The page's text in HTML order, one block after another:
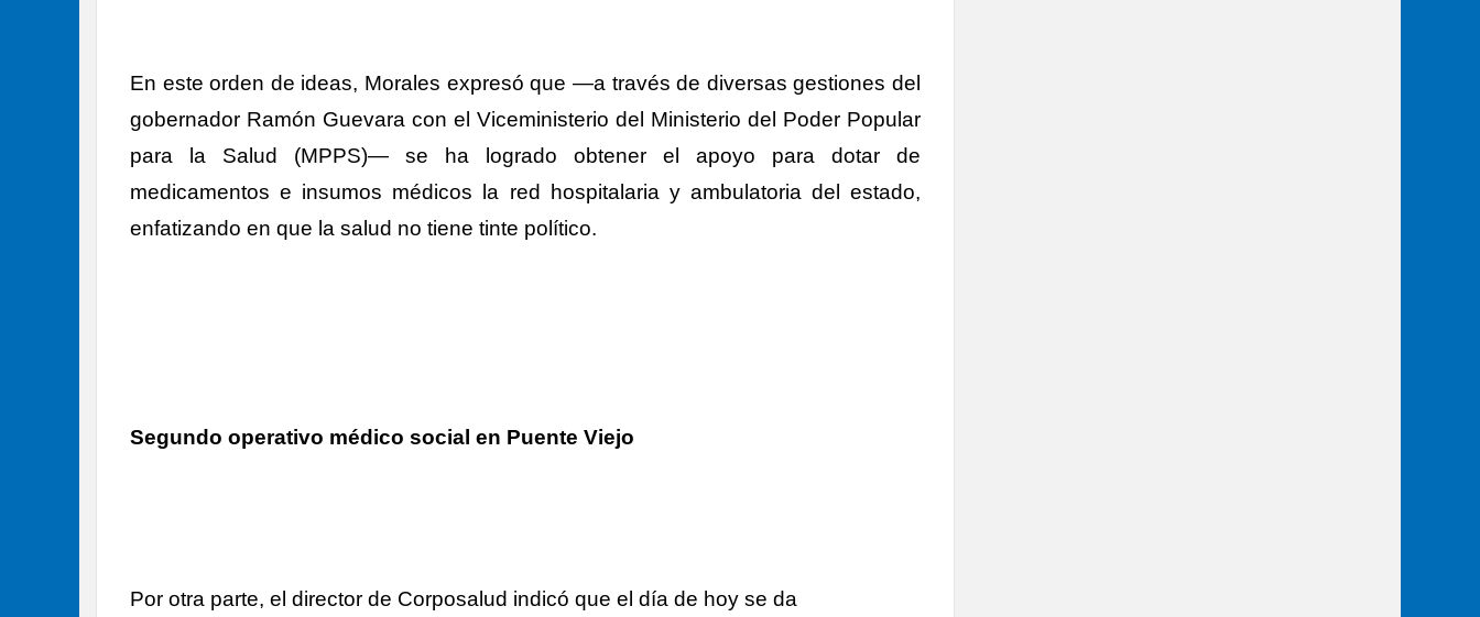
En este orden de ideas, Morales expresó que —a través de diversas gestiones del
gobernador Ramón Guevara con el Viceministerio del Ministerio del Poder Popular
para la Salud (MPPS)— se ha logrado obtener el apoyo para dotar de
medicamentos e insumos médicos la red hospitalaria y ambulatoria del estado,
enfatizando en que la salud no tiene tinte político.
Segundo operativo médico social en Puente Viejo
Por otra parte, el director de Corposalud indicó que el día de hoy se da